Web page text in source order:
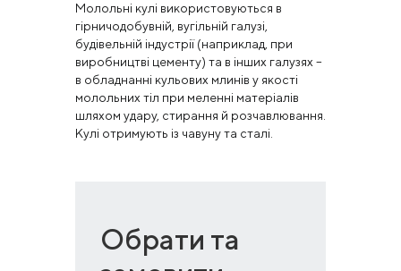
Молольні кулі використовуються в
гірничодобувній, вугільній галузі,
будівельній індустрії (наприклад, при
виробництві цементу) та в інших галузях –
в обладнанні кульових млинів у якості
молольних тіл при меленні матеріалів
шляхом удару, стирання й розчавлювання.
Кулі отримують із чавуну та сталі.
Обрати та